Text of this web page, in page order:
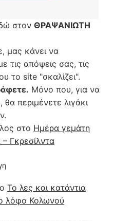
στον ΘΡΑΨΑΝΙΩΤΗ
μας κάνει να
τις απόψεις σας, τις
το site "σκαλίζει".
Μόνο που, για να
περιμένετε λιγάκι
στο Hμέρα γεμάτη
Γκρεσίλντα
Το λες και κατάντια
λόφο Κολωνού